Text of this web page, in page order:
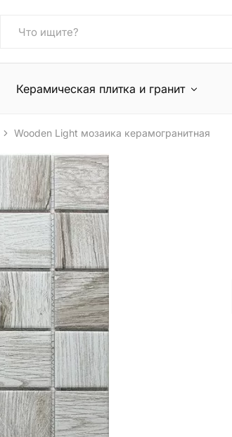
Керамическая плитка и гранит
Wooden Light мозаика керамогранитная